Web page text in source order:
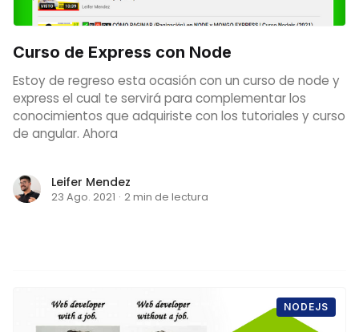
Curso de Express con Node
Estoy de regreso esta ocasión con un curso de node y
express el cual te servirá para complementar los
conocimientos que adquiriste con los tutoriales y curso
de angular. Ahora
Leifer Mendez
23 Ago. 2021 · 2 min de lectura
NODEJS